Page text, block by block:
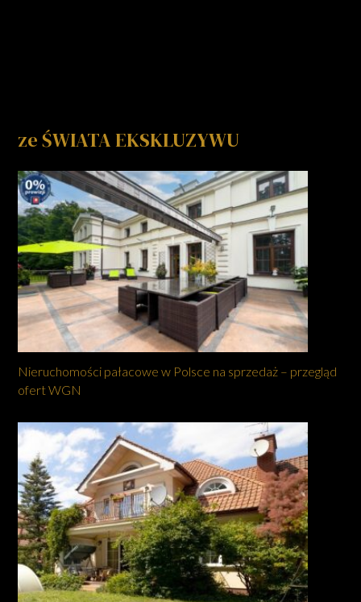
ze ŚWIATA EKSKLUZYWU
Nieruchomości pałacowe w Polsce na sprzedaż – przegląd
ofert WGN